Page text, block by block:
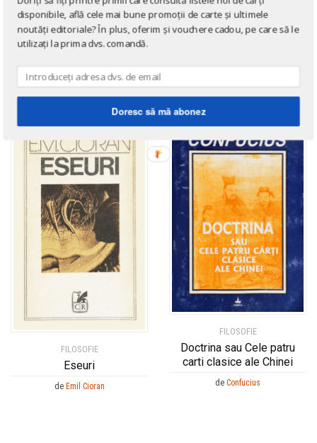
afișează toate cărțile de istorie
NOUTĂȚI ÎN STOC
FILOSOFIE
Eseuri
de Emil Cioran
FILOSOFIE
Doctrina sau Cele patru
carti clasice ale Chinei
de Confucius
disponibile, află cele mai bune promoții de carte și ultimele
noutăți editoriale? În plus, oferim și vouchere cadou, pe care să le
utilizați la prima dvs. comandă.
Doresc să mă abonez